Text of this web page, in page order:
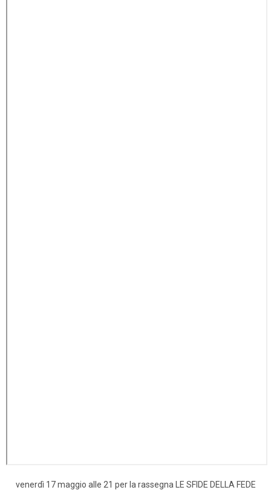
venerdì 17 maggio alle 21 per la rassegna LE SFIDE DELLA FEDE